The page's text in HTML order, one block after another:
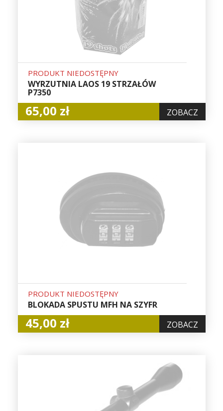
PRODUKT NIEDOSTĘPNY
WYRZUTNIA LAOS 19 STRZAŁÓW
P7350
65,00 zł ZOBACZ
PRODUKT NIEDOSTĘPNY
BLOKADA SPUSTU MFH NA SZYFR
45,00 zł ZOBACZ